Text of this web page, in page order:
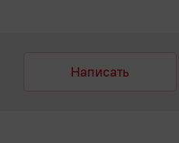
Написать